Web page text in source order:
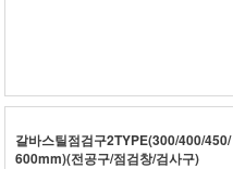
갈바스틸점검구2TYPE(300/400/450/
600mm)(전공구/점검창/검사구)